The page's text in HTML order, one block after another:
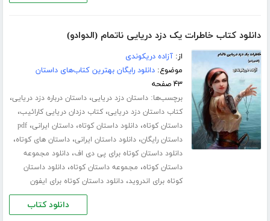
دانلود کتاب خاطرات یک دزد دریایی ناتمام (الدوادو)
از:آزاده دریکوندی
موضوع:دانلود رایگان بهترین کتاب‌های داستان
۴۳ صفحه
برچسب‌ها:داستان دزد دریایی،داستان درباره دزد دریایی،
کتاب داستان دزد دریایی،کتاب دزدان دریایی کارائیب،
داستان کوتاه،دانلود داستان کوتاه،داستان ایرانی،pdf
داستان رایگان،دانلود داستان ایرانی،داستان های کوتاه،
دانلود داستان کوتاه برای پی دی اف،دانلود مجموعه
داستان کوتاه، مجموعه داستان کوتاه،دانلود داستان
کوتاه برای اندروید،دانلود داستان کوتاه برای ایفون
دانلود کتاب